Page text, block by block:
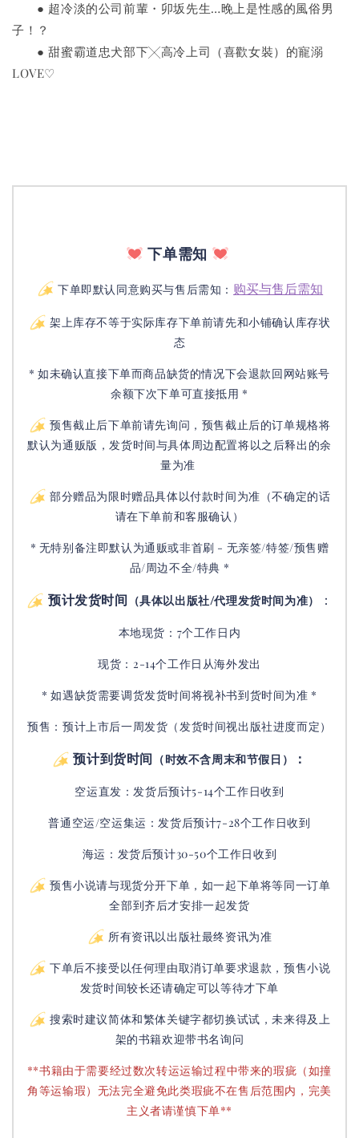
● 超冷淡的公司前輩・卯坂先生…晚上是性感的風俗男
子！？
● 甜蜜霸道忠犬部下╳高冷上司（喜歡女裝）的寵溺
LOVE♡
下单需知
下单即默认同意购买与售后需知： 购买与售后需知
架上库存不等于实际库存下单前请先和小铺确认库存状
态
* 如未确认直接下单而商品缺货的情况下会退款回网站账号
余额下次下单可直接抵用 *
预售截止后下单前请先询问，预售截止后的订单规格将
默认为通贩版，发货时间与具体周边配置将以之后释出的余
量为准
部分赠品为限时赠品具体以付款时间为准（不确定的话
请在下单前和客服确认）
* 无特别备注即默认为通贩或非首刷 - 无亲签/特签/预售赠
品/周边不全/特典 *
预计发货时间 （具体以出版社/代理发货时间为准） ：
本地现货：7个工作日内
现货：2-14个工作日从海外发出
* 如遇缺货需要调货发货时间将视补书到货时间为准 *
预售：预计上市后一周发货（发货时间视出版社进度而定）
预计到货时间 （时效不含周末和节假日） ：
空运直发： 发货后预计5-14个工作日收到
普通空运/空运集运： 发货后预计7-28个工作日收到
海运：发货后预计30-50个工作日收到
预售小说请与现货分开下单，如一起下单将等同一订单
全部到齐后才安排一起发货
所有资讯以出版社最终资讯为准
下单后不接受以任何理由取消订单要求退款，预售小说
发货时间较长还请确定可以等待才下单
搜索时建议简体和繁体关键字都切换试试，未来得及上
架的书籍欢迎带书名询问
**书籍由于需要经过数次转运运输过程中带来的瑕疵（如撞
角等运输瑕）无法完全避免此类瑕疵不在售后范围内，完美
主义者请谨慎下单**